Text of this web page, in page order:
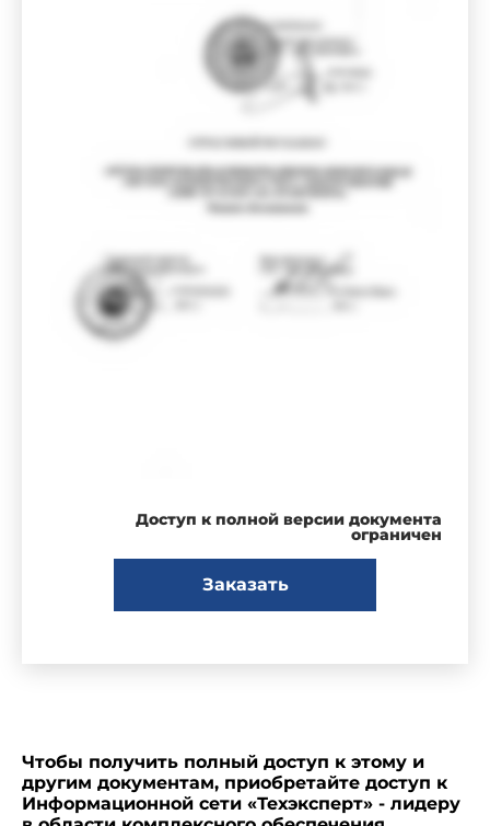
Доступ к полной версии документа
ограничен
Заказать
Чтобы получить полный доступ к этому и
другим документам, приобретайте доступ к
Информационной сети «Техэксперт» - лидеру